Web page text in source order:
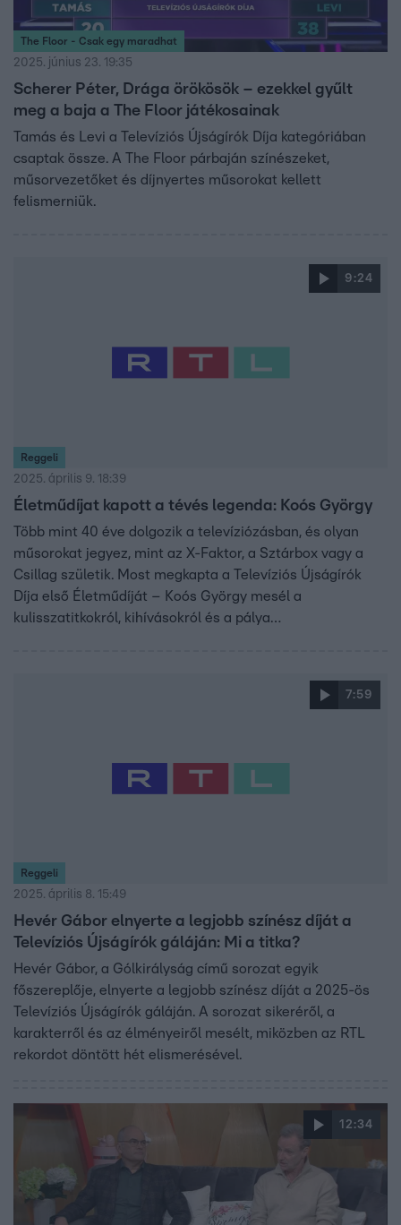
The Floor - Csak egy maradhat
2025. június 23. 19:35
Scherer Péter, Drága örökösök – ezekkel gyűlt
meg a baja a The Floor játékosainak
Tamás és Levi a Televíziós Újságírók Díja kategóriában
csaptak össze. A The Floor párbaján színészeket,
műsorvezetőket és díjnyertes műsorokat kellett
felismerniük.
9:24
Reggeli
2025. április 9. 18:39
Életműdíjat kapott a tévés legenda: Koós György
Több mint 40 éve dolgozik a televíziózásban, és olyan
műsorokat jegyez, mint az X-Faktor, a Sztárbox vagy a
Csillag születik. Most megkapta a Televíziós Újságírók
Díja első Életműdíját – Koós György mesél a
kulisszatitkokról, kihívásokról és a pálya
7:59
Reggeli
2025. április 8. 15:49
Hevér Gábor elnyerte a legjobb színész díját a
Televíziós Újságírók gáláján: Mi a titka?
Hevér Gábor, a Gólkirályság című sorozat egyik
főszereplője, elnyerte a legjobb színész díját a 2025-ös
Televíziós Újságírók gáláján. A sorozat sikeréről, a
karakterről és az élményeiről mesélt, miközben az RTL
rekordot döntött hét elismerésével.
12:34